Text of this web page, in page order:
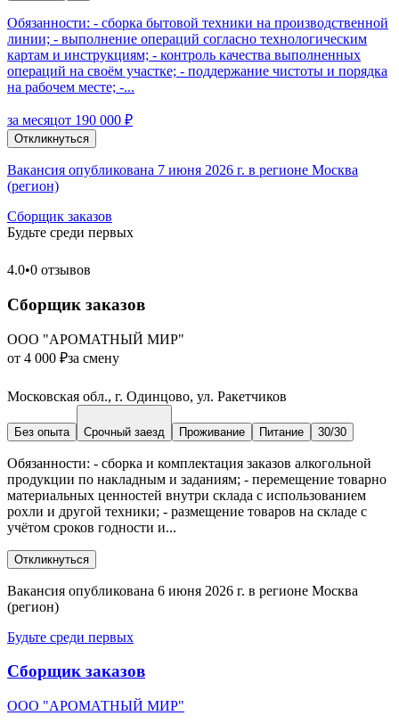
Обязанности: - сборка бытовой техники на производственной
линии; - выполнение операций согласно технологическим
картам и инструкциям; - контроль качества выполненных
операций на своём участке; - поддержание чистоты и порядка
на рабочем месте; -...
за месяцот 190 000 ₽
Откликнуться
Вакансия опубликована 7 июня 2026 г. в регионе Москва
(регион)
Сборщик заказов
Будьте среди первых
4.0•0 отзывов
Сборщик заказов
ООО "АРОМАТНЫЙ МИР"
от 4 000 ₽за смену
Московская обл., г. Одинцово, ул. Ракетчиков
Без опыта Срочный заезд Проживание Питание 30/30
Обязанности: - сборка и комплектация заказов алкогольной
продукции по накладным и заданиям; - перемещение товарно
материальных ценностей внутри склада с использованием
рохли и другой техники; - размещение товаров на складе с
учётом сроков годности и...
Откликнуться
Вакансия опубликована 6 июня 2026 г. в регионе Москва
(регион)
Будьте среди первых
Сборщик заказов
ООО "АРОМАТНЫЙ МИР"